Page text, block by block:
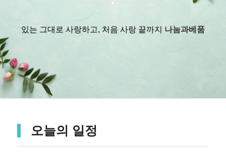
있는 그대로 사랑하고, 처음 사랑 끝까지 나눔과베품
오늘의 일정